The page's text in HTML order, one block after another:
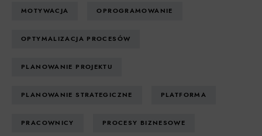
MOTYWACJA OPROGRAMOWANIE
OPTYMALIZACJA PROCESÓW
PLANOWANIE PROJEKTU
PLANOWANIE STRATEGICZNE PLATFORMA
PRACOWNICY PROCESY BIZNESOWE